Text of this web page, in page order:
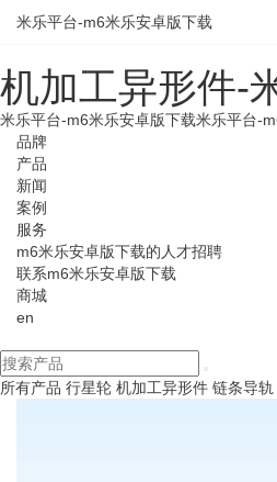
机加工异形件-
米乐平台-m6米乐安卓版下载米乐平台-
品牌
产品
新闻
案例
服务
m6米乐安卓版下载的人才招聘
联系m6米乐安卓版下载
商城
en
米乐平台-m6米乐安卓版下载
所有产品 行星轮 机加工异形件 链条导轨